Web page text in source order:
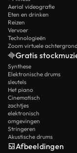
Aerial videografie
Eten en drinken
Reizen
Vervoer
Technologieën
Zoom virtuele
Gratis
Synthese
Elektronische drums
sleutels
Het piano
Cinematisch
zachtjes
elektronisch
omgevingen
Stringeren
Akustische drums
Afbeeldingen